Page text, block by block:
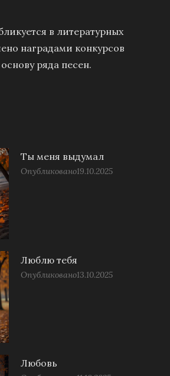
в литературных
наградами конкурсов
ряда песен.
Ты меня выдумал
Опубликовано19.10.2025
Люблю тебя
Опубликовано13.10.2025
Любовь